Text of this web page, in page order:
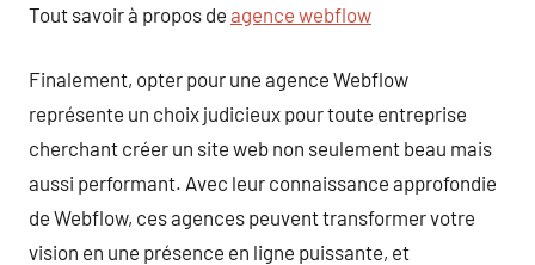
Tout savoir à propos de agence webflow
Finalement, opter pour une agence Webflow
représente un choix judicieux pour toute entreprise
cherchant créer un site web non seulement beau mais
aussi performant. Avec leur connaissance approfondie
de Webflow, ces agences peuvent transformer votre
vision en une présence en ligne puissante, et